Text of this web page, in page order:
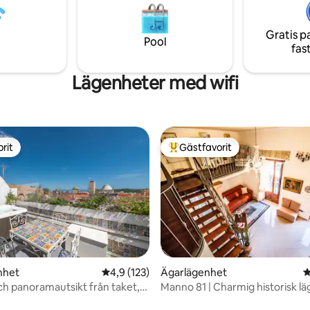
natura incontaminata.
naturen och havet. Egen
parkering och utrustat
trädgårdsområde.
Pool
Gratis
Lägenheter med wifi
betyg, 266 omdömen4,9 av 5 i genomsnittligt betyg, 123
4,9 (123)
panoramautsikt från taket,
Populär gästfavorit
Gästfavorit
Ägarlägenhet
Manno 81 | Charmig historisk